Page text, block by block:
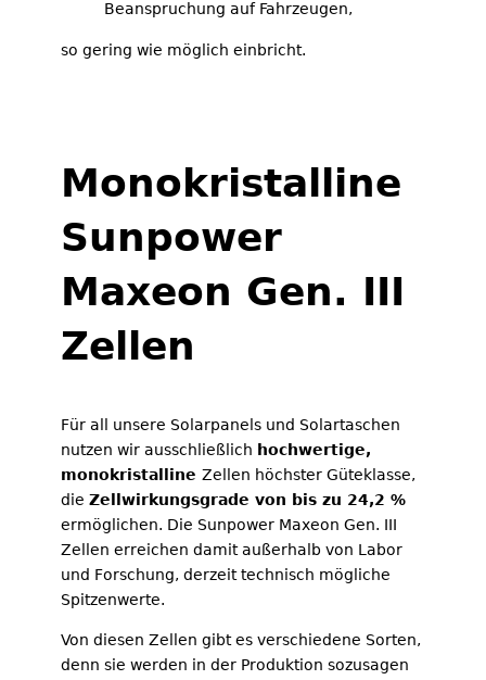
Beanspruchung auf Fahrzeugen,
so gering wie möglich einbricht.
Monokristalline
Sunpower
Maxeon Gen. III
Zellen
Für all unsere Solarpanels und Solartaschen
nutzen wir ausschließlich hochwertige,
monokristalline Zellen höchster Güteklasse,
die Zellwirkungsgrade von bis zu 24,2 %
ermöglichen. Die Sunpower Maxeon Gen. III
Zellen erreichen damit außerhalb von Labor
und Forschung, derzeit technisch mögliche
Spitzenwerte.
Von diesen Zellen gibt es verschiedene Sorten,
denn sie werden in der Produktion sozusagen